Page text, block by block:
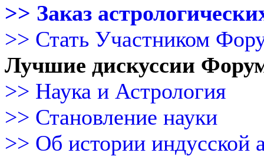
>> Заказ
>> Стать Участником
Лучшие дискуссии
>> Наука и Астрология
>> Становление науки
>> Об истории индусской